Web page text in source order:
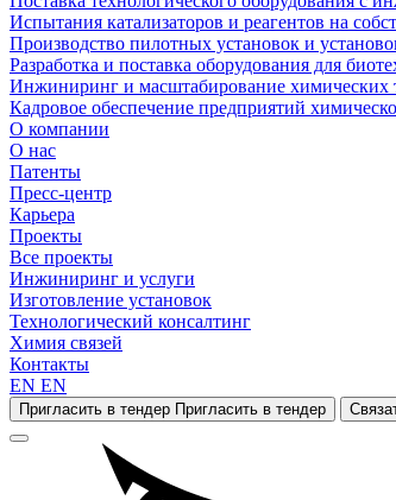
Испытания катализаторов и реагентов на
Производство пилотных установок и
Разработка и поставка оборудования для
Инжиниринг и масштабирование химических
Кадровое обеспечение предприятий
О компании
О нас
Патенты
Пресс-центр
Карьера
Проекты
Все проекты
Инжиниринг и услуги
Изготовление установок
Технологический консалтинг
Химия связей
Контакты
EN EN
Пригласить в тендер Пригласить в тендер